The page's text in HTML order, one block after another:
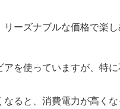
リーズナブルな価格で楽し
アを使っていますが、特
なると、消費電力が高く